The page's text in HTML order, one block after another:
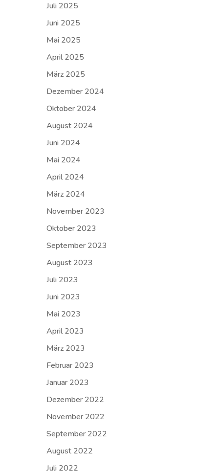
Juli 2025
Juni 2025
Mai 2025
April 2025
März 2025
Dezember 2024
Oktober 2024
August 2024
Juni 2024
Mai 2024
April 2024
März 2024
November 2023
Oktober 2023
September 2023
August 2023
Juli 2023
Juni 2023
Mai 2023
April 2023
März 2023
Februar 2023
Januar 2023
Dezember 2022
November 2022
September 2022
August 2022
Juli 2022